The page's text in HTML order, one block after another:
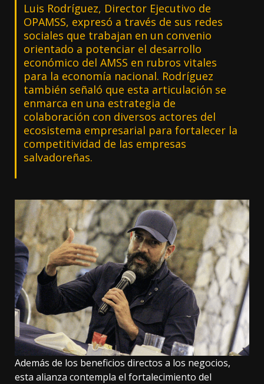
Luis Rodríguez, Director Ejecutivo de
OPAMSS, expresó a través de sus redes
sociales que trabajan en un convenio
orientado a potenciar el desarrollo
económico del AMSS en rubros vitales
para la economía nacional. Rodríguez
también señaló que esta articulación se
enmarca en una estrategia de
colaboración con diversos actores del
ecosistema empresarial para fortalecer la
competitividad de las empresas
salvadoreñas.
Además de los beneficios directos a los negocios,
esta alianza contempla el fortalecimiento del